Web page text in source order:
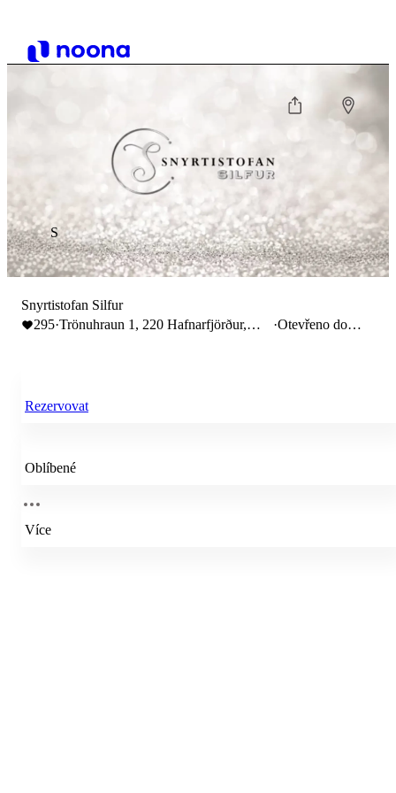
S
Snyrtistofan Silfur
295·Trönuhraun 1, 220 Hafnarfjörður,
·Otevřeno do
Rezervovat
Oblíbené
Více